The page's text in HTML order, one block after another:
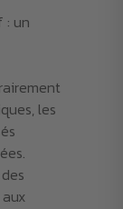
: un
les